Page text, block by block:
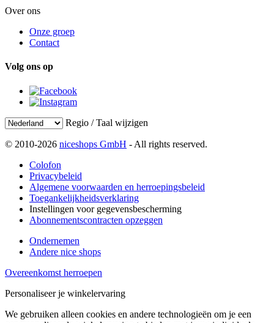
Over ons
Onze groep
Contact
Volg ons op
Regio / Taal wijzigen
© 2010-2026 niceshops GmbH - All rights reserved.
Colofon
Privacybeleid
Algemene voorwaarden en herroepingsbeleid
Toegankelijkheidsverklaring
Instellingen voor gegevensbescherming
Abonnementscontracten opzeggen
Ondernemen
Andere nice shops
Overeenkomst herroepen
Personaliseer je winkelervaring
We gebruiken alleen cookies en andere technologieën om je een